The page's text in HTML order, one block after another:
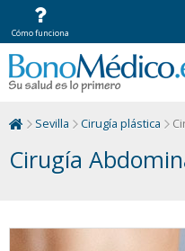
Sevilla Cirugía plástica
Cirugía
Cómo funciona